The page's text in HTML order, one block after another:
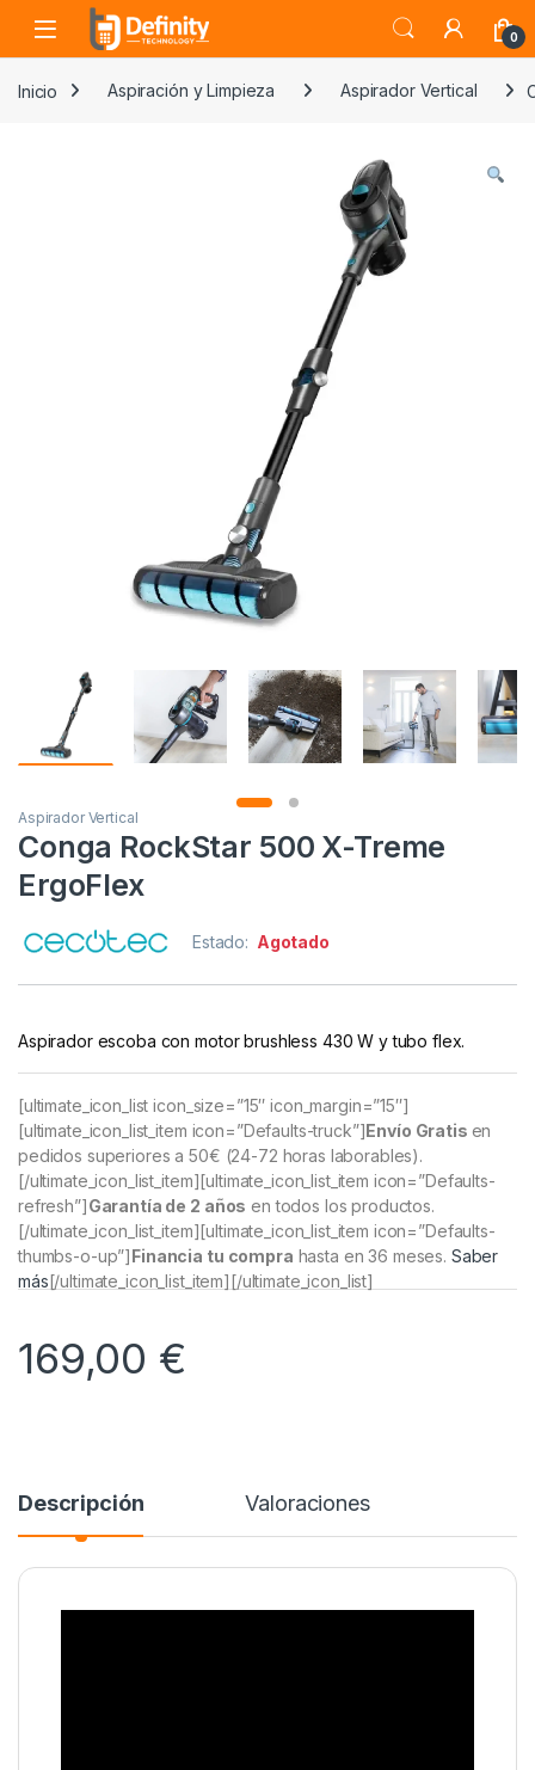
Skip to navigation
Skip to content
Open 0
Inicio Aspiración y Limpieza Aspirador Vertical
Aspirador Vertical
Conga RockStar 500 X-Treme
ErgoFlex
Estado: Agotado
Aspirador escoba con motor brushless 430 W y tubo flex.
[ultimate_icon_list icon_size=”15″ icon_margin=”15″]
[ultimate_icon_list_item icon=”Defaults-truck”]Envío Gratis en
pedidos superiores a 50€ (24-72 horas laborables).
[/ultimate_icon_list_item][ultimate_icon_list_item icon=”Defaults-
refresh”]Garantía de 2 años en todos los productos.
[/ultimate_icon_list_item][ultimate_icon_list_item icon=”Defaults-
thumbs-o-up”]Financia tu compra hasta en 36 meses. Saber
más[/ultimate_icon_list_item][/ultimate_icon_list]
169,00 €
Descripción Valoraciones